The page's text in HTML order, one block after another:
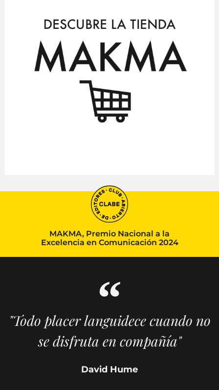
MAKMA, Premio Nacional a la
Excelencia en Comunicación 2024
"Todo placer languidece cuando no
se disfruta en compañía"
David Hume